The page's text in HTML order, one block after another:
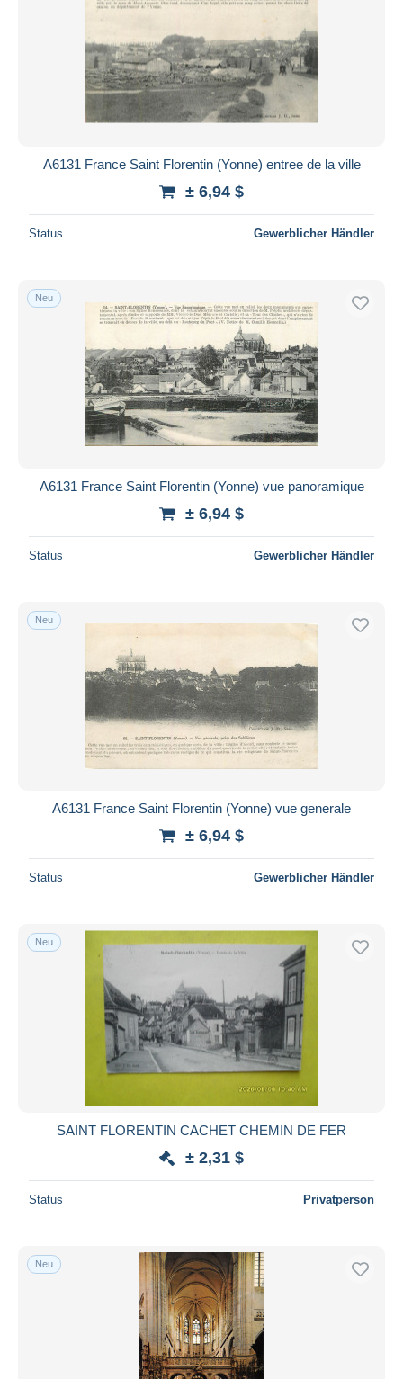
A6131 France Saint Florentin (Yonne) entree de la ville
± 6,94 $
Status Gewerblicher Händler
Neu
A6131 France Saint Florentin (Yonne) vue panoramique
± 6,94 $
Status Gewerblicher Händler
Neu
A6131 France Saint Florentin (Yonne) vue generale
± 6,94 $
Status Gewerblicher Händler
Neu
SAINT FLORENTIN CACHET CHEMIN DE FER
± 2,31 $
Status Privatperson
Neu